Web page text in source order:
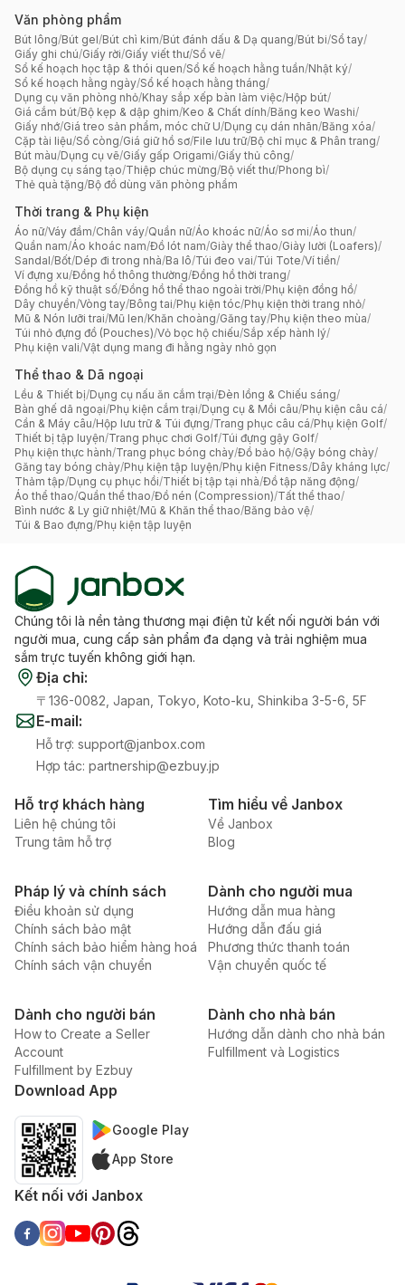
Văn phòng phẩm
Bút lông/Bút gel/Bút chì kim/Bút đánh dấu & Dạ quang/Bút bi/Sổ tay/
Giấy ghi chú/Giấy rời/Giấy viết thư/Sổ vẽ/
Sổ kế hoạch học tập & thói quen/Sổ kế hoạch hằng tuần/Nhật ký/
Sổ kế hoạch hằng ngày/Sổ kế hoạch hằng tháng/
Dụng cụ văn phòng nhỏ/Khay sắp xếp bàn làm việc/Hộp bút/
Giá cắm bút/Bộ kẹp & dập ghim/Keo & Chất dính/Băng keo Washi/
Giấy nhớ/Giá treo sản phẩm, móc chữ U/Dụng cụ dán nhãn/Băng xóa/
Cặp tài liệu/Sổ còng/Giá giữ hồ sơ/File lưu trữ/Bộ chỉ mục & Phân trang/
Bút màu/Dụng cụ vẽ/Giấy gấp Origami/Giấy thủ công/
Bộ dụng cụ sáng tạo/Thiệp chúc mừng/Bộ viết thư/Phong bì/
Thẻ quà tặng/Bộ đồ dùng văn phòng phẩm
Thời trang & Phụ kiện
Áo nữ/Váy đầm/Chân váy/Quần nữ/Áo khoác nữ/Áo sơ mi/Áo thun/
Quần nam/Áo khoác nam/Đồ lót nam/Giày thể thao/Giày lười (Loafers)/
Sandal/Bốt/Dép đi trong nhà/Ba lô/Túi đeo vai/Túi Tote/Ví tiền/
Ví đựng xu/Đồng hồ thông thường/Đồng hồ thời trang/
Đồng hồ kỹ thuật số/Đồng hồ thể thao ngoài trời/Phụ kiện đồng hồ/
Dây chuyền/Vòng tay/Bông tai/Phụ kiện tóc/Phụ kiện thời trang nhỏ/
Mũ & Nón lưỡi trai/Mũ len/Khăn choàng/Găng tay/Phụ kiện theo mùa/
Túi nhỏ đựng đồ (Pouches)/Vỏ bọc hộ chiếu/Sắp xếp hành lý/
Phụ kiện vali/Vật dụng mang đi hằng ngày nhỏ gọn
Thể thao & Dã ngoại
Lều & Thiết bị/Dụng cụ nấu ăn cắm trại/Đèn lồng & Chiếu sáng/
Bàn ghế dã ngoại/Phụ kiện cắm trại/Dụng cụ & Mồi câu/Phụ kiện câu cá/
Cần & Máy câu/Hộp lưu trữ & Túi đựng/Trang phục câu cá/Phụ kiện Golf/
Thiết bị tập luyện/Trang phục chơi Golf/Túi đựng gậy Golf/
Phụ kiện thực hành/Trang phục bóng chày/Đồ bảo hộ/Gậy bóng chày/
Găng tay bóng chày/Phụ kiện tập luyện/Phụ kiện Fitness/Dây kháng lực/
Thảm tập/Dụng cụ phục hồi/Thiết bị tập tại nhà/Đồ tập năng động/
Áo thể thao/Quần thể thao/Đồ nén (Compression)/Tất thể thao/
Bình nước & Ly giữ nhiệt/Mũ & Khăn thể thao/Băng bảo vệ/
Túi & Bao đựng/Phụ kiện tập luyện
Chúng tôi là nền tảng thương mại điện tử kết nối người bán với
người mua, cung cấp sản phẩm đa dạng và trải nghiệm mua
sắm trực tuyến không giới hạn.
Địa chỉ:
〒136-0082, Japan, Tokyo, Koto-ku, Shinkiba 3-5-6, 5F
E-mail:
Hỗ trợ: support@janbox.com
Hợp tác: partnership@ezbuy.jp
Hỗ trợ khách hàng
Liên hệ chúng tôi
Trung tâm hỗ trợ
Tìm hiểu về Janbox
Về Janbox
Blog
Pháp lý và chính sách
Điều khoản sử dụng
Chính sách bảo mật
Chính sách bảo hiểm hàng hoá
Chính sách vận chuyển
Dành cho người mua
Hướng dẫn mua hàng
Hướng dẫn đấu giá
Phương thức thanh toán
Vận chuyển quốc tế
Dành cho người bán
How to Create a Seller
Account
Fulfillment by Ezbuy
Dành cho nhà bán
Hướng dẫn dành cho nhà bán
Fulfillment và Logistics
Download App
Google Play
App Store
Kết nối với Janbox